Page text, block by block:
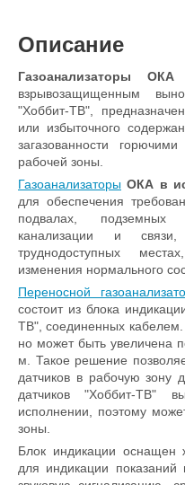
Описание
Газоанализаторы
взрывозащищенным
"Хоббит-ТВ",
или избыточного
загазованности
рабочей зоны.
Газоанализаторы ОКА в
для обеспечения
подвалах,
канализации и
труднодоступных
изменения нормального
Переносной
состоит из блока
ТВ", соединенных
но может быть увеличена
м. Такое решение
датчиков в рабочую зону
датчиков "Хоббит-ТВ"
исполнении, поэтому
зоны.
Блок индикации оснащен
для индикации